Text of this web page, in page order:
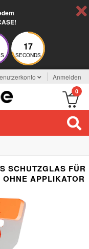
17
SECONDS
Anmelden
0
SCHUTZGLAS FÜR
APPLIKATOR